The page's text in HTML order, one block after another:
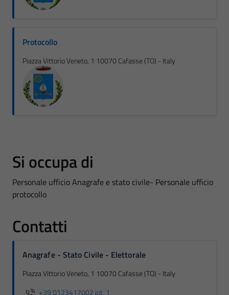
Protocollo
Piazza Vittorio Veneto, 1 10070 Cafasse (TO) - Italy
Si occupa di
Personale ufficio Anagrafe e stato civile- Personale ufficio
protocollo
Contatti
Anagrafe - Stato Civile - Elettorale
Piazza Vittorio Veneto, 1 10070 Cafasse (TO) - Italy
+39 0123417002 int. 1